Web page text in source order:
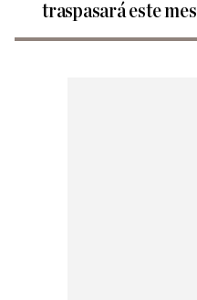
traspasará este mes